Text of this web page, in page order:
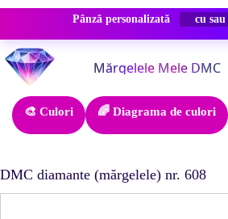
Pânză personalizată
Sari
la
conținut
🎨 Culori 🌈 Diagrama de culori
DMC diamante (mărgelele) nr. 608